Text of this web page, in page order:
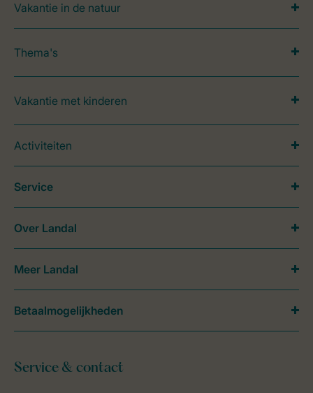
Vakantie in de natuur
Thema's
Vakantie met kinderen
Activiteiten
Service & contact
Service
Over Landal
Meer Landal
Betaalmogelijkheden